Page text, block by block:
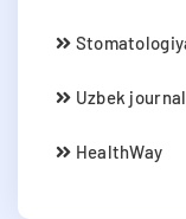
Uzbek
HealthWay